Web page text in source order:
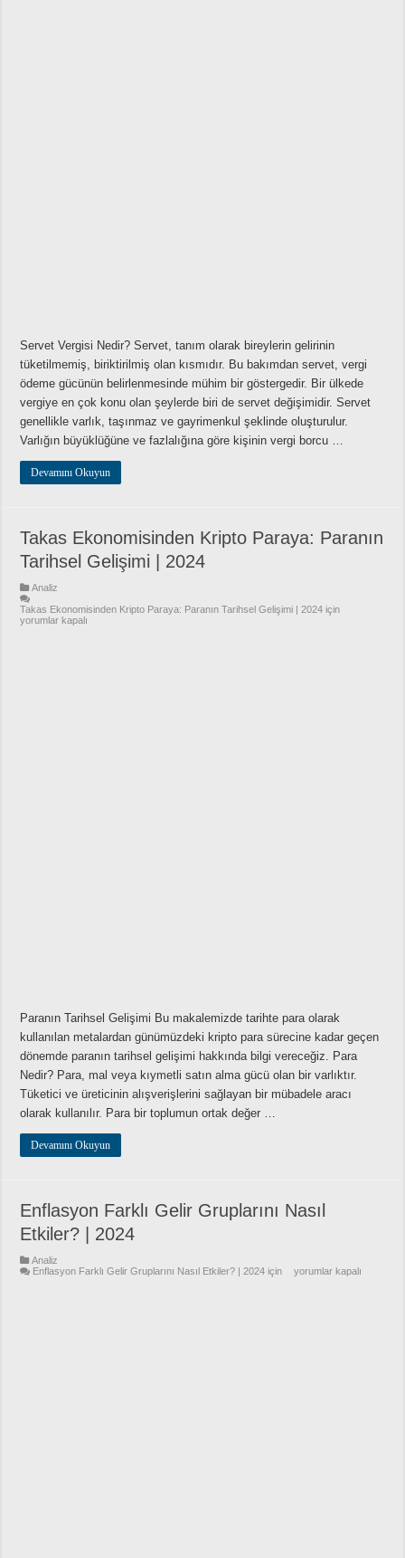
Servet Vergisi Nedir? Servet, tanım olarak bireylerin gelirinin
tüketilmemiş, biriktirilmiş olan kısmıdır. Bu bakımdan servet, vergi
ödeme gücünün belirlenmesinde mühim bir göstergedir. Bir ülkede
vergiye en çok konu olan şeylerde biri de servet değişimidir. Servet
genellikle varlık, taşınmaz ve gayrimenkul şeklinde oluşturulur.
Varlığın büyüklüğüne ve fazlalığına göre kişinin vergi borcu …
Devamını Okuyun
Takas Ekonomisinden Kripto Paraya: Paranın
Tarihsel Gelişimi | 2024
Analiz
Takas Ekonomisinden Kripto Paraya: Paranın Tarihsel Gelişimi | 2024 için
yorumlar kapalı
Paranın Tarihsel Gelişimi Bu makalemizde tarihte para olarak
kullanılan metalardan günümüzdeki kripto para sürecine kadar geçen
dönemde paranın tarihsel gelişimi hakkında bilgi vereceğiz. Para
Nedir? Para, mal veya kıymetli satın alma gücü olan bir varlıktır.
Tüketici ve üreticinin alışverişlerini sağlayan bir mübadele aracı
olarak kullanılır. Para bir toplumun ortak değer …
Devamını Okuyun
Enflasyon Farklı Gelir Gruplarını Nasıl
Etkiler? | 2024
Analiz
Enflasyon Farklı Gelir Gruplarını Nasıl Etkiler? | 2024 için
yorumlar kapalı